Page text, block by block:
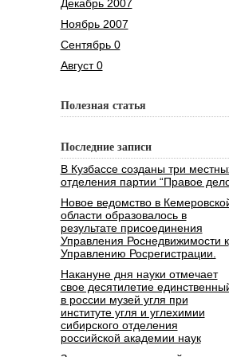
Декабрь 2007
Ноябрь 2007
Сентябрь 0
Август 0
Полезная статья
Последние записи
В Кузбассе созданы три
отделения партии “Правое
Новое ведомство в
области образовалось в
результате присоединения
Управления Роснедвижимости к
Управлению Росрегистрации.
Накануне дня науки отмечает
свое десятилетие
в россии музей угля при
институте угля и углехимии
сибирского отделения
российской академии наук